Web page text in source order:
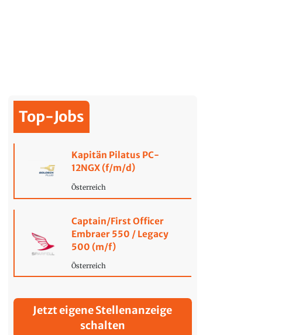
Top-Jobs
Kapitän Pilatus PC-
12NGX (f/m/d)
Österreich
Captain/First Officer
Embraer 550 / Legacy
500 (m/f)
Österreich
Jetzt eigene Stellenanzeige
schalten